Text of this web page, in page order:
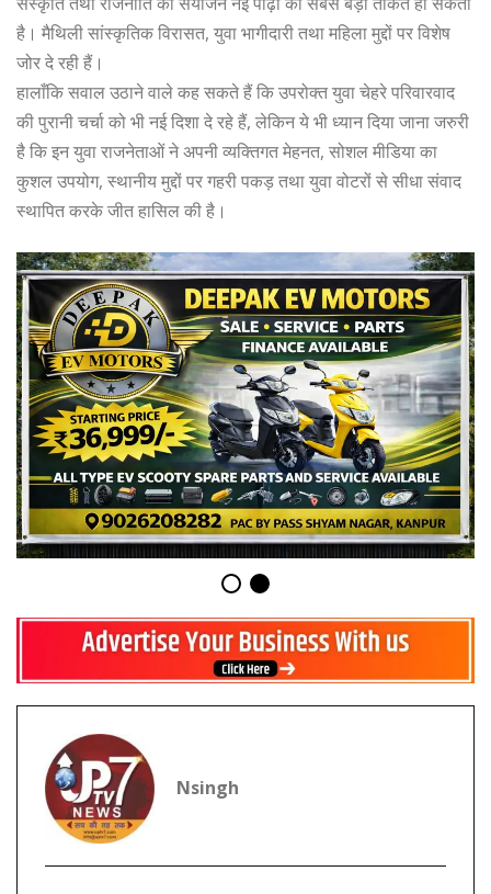
है। मैथिली सांस्कृतिक विरासत, युवा भागीदारी तथा महिला मुद्दों पर विशेष
जोर दे रही हैं।
हालाँकि सवाल उठाने वाले कह सकते हैं कि उपरोक्त युवा चेहरे परिवारवाद
की पुरानी चर्चा को भी नई दिशा दे रहे हैं, लेकिन ये भी ध्यान दिया जाना जरुरी
है कि इन युवा राजनेताओं ने अपनी व्यक्तिगत मेहनत, सोशल मीडिया का
कुशल उपयोग, स्थानीय मुद्दों पर गहरी पकड़ तथा युवा वोटरों से सीधा संवाद
स्थापित करके जीत हासिल की है।
Nsingh